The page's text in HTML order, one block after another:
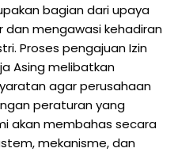
bagian dari upaya
mengawasi kehadiran
Proses pengajuan Izin
Asing melibatkan
agar perusahaan
peraturan yang
akan membahas secara
mekanisme, dan